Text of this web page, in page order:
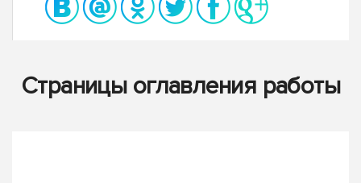
Страницы оглавления работы